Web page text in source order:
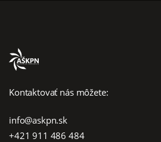
Kontaktovať nás môžete:
info@askpn.sk
+421 911 486 484